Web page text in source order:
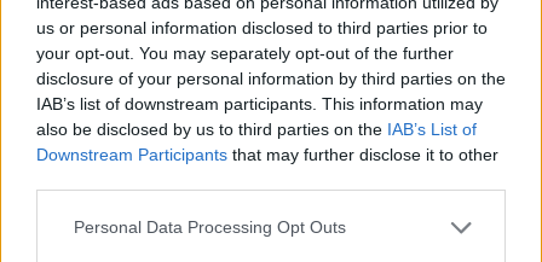
us or personal information disclosed to third parties prior to
your opt-out. You may separately opt-out of the further
disclosure of your personal information by third parties on the
IAB’s list of downstream participants. This information may
also be disclosed by us to third parties on the IAB’s List of
Downstream Participants that may further disclose it to other
Personal Data Processing Opt Outs